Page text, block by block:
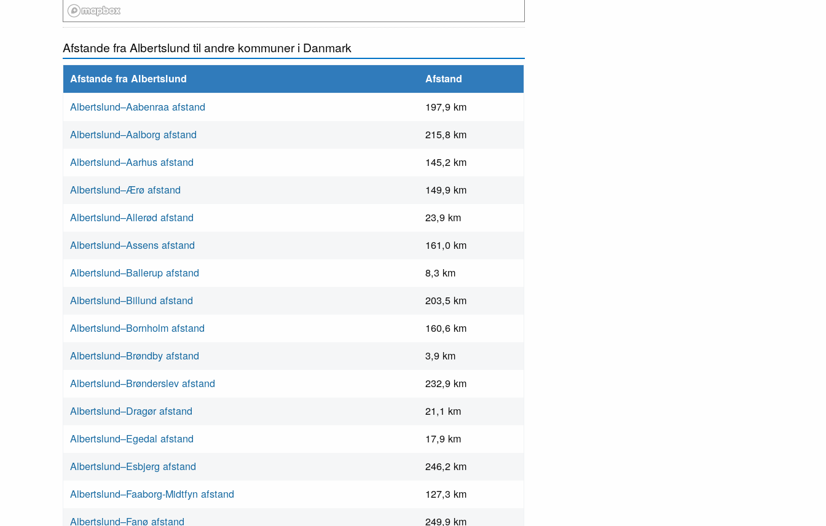
Afstande fra Albertslund til andre kommuner i Danmark
Afstande fra Albertslund Afstand
Albertslund–Aabenraa afstand
197,9 km
Albertslund–Aalborg afstand
215,8 km
Albertslund–Aarhus afstand
145,2 km
Albertslund–Ærø afstand
149,9 km
Albertslund–Allerød afstand
23,9 km
Albertslund–Assens afstand
161,0 km
Albertslund–Ballerup afstand
8,3 km
Albertslund–Billund afstand
203,5 km
Albertslund–Bornholm afstand
160,6 km
Albertslund–Brøndby afstand
3,9 km
Albertslund–Brønderslev afstand
232,9 km
Albertslund–Dragør afstand
21,1 km
Albertslund–Egedal afstand
17,9 km
Albertslund–Esbjerg afstand
246,2 km
Albertslund–Faaborg-Midtfyn afstand
127,3 km
Albertslund–Fanø afstand
249,9 km